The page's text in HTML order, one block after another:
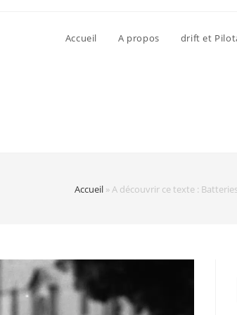
Accueil A propos drift et
Accueil » A découvrir ce texte :